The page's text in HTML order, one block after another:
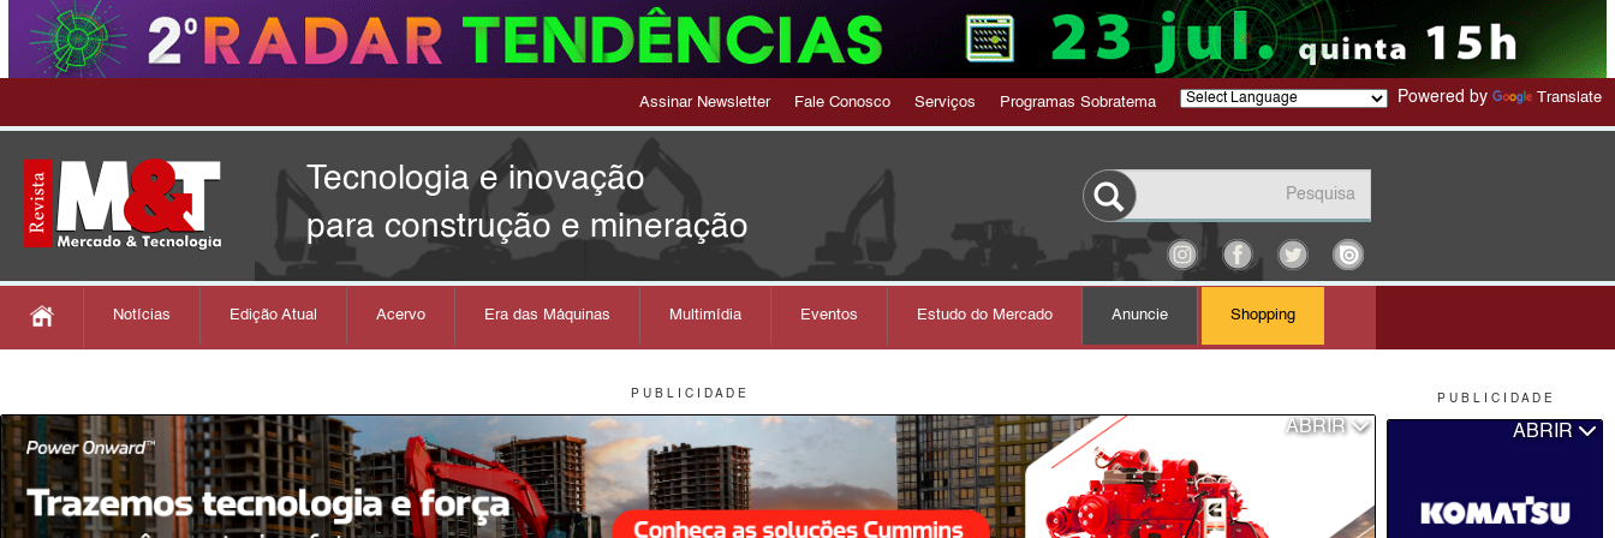
P U B L I C I D A D E
ABRIR
Assinar Newsletter Fale Conosco Serviços Programas Sobratema Powered by Translate
Tecnologia e inovação
para construção e mineração
Notícias Edição Atual Acervo Era das Máquinas Multimídia Eventos Estudo do Mercado Anuncie Shopping
P U B L I C I D A D E
ABRIR